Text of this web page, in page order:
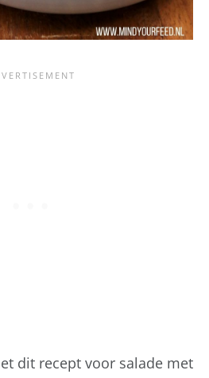
dit recept voor salade met